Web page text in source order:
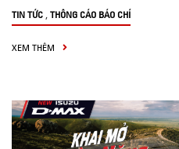
TIN TỨC , THÔNG CÁO BÁO CHÍ
XEM THÊM